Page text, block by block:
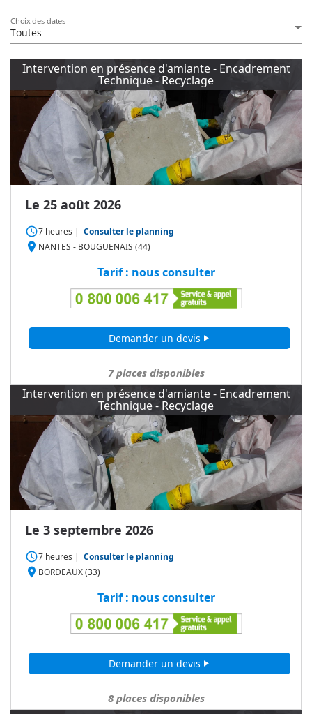
Choix des dates
Toutes
Intervention en présence d'amiante - Encadrement
Technique - Recyclage
Le 25 août 2026
access_time7 heures | Consulter le planning
place NANTES - BOUGUENAIS (44)
Tarif : nous consulter
Demander un devis play_arrow
7places disponibles
Intervention en présence d'amiante - Encadrement
Technique - Recyclage
Le 3 septembre 2026
access_time7 heures | Consulter le planning
place BORDEAUX (33)
Tarif : nous consulter
Demander un devis play_arrow
8places disponibles